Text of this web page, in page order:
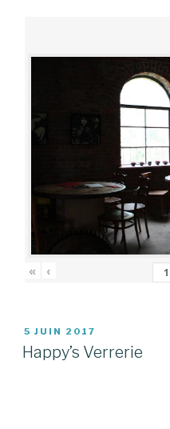
« ‹
PUBLIÉ
LE
5 JUIN 2017
Happy’s Verrerie